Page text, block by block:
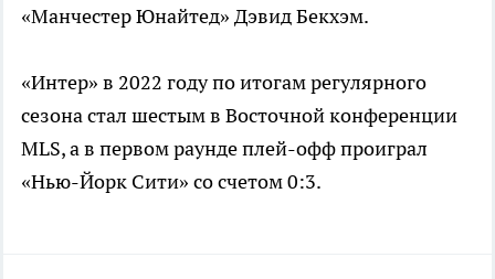
«Манчестер Юнайтед» Дэвид Бекхэм.
«Интер» в 2022 году по итогам регулярного
сезона стал шестым в Восточной конференции
MLS, а в первом раунде плей-офф проиграл
«Нью-Йорк Сити» со счетом 0:3.